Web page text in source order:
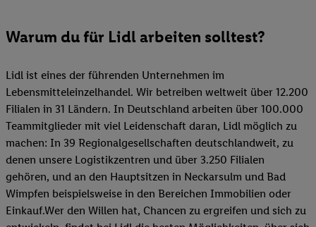
Warum du für Lidl arbeiten solltest?
Lidl ist eines der führenden Unternehmen im
Lebensmitteleinzelhandel. Wir betreiben weltweit über 12.200
Filialen in 31 Ländern. In Deutschland arbeiten über 100.000
Teammitglieder mit viel Leidenschaft daran, Lidl möglich zu
machen: In 39 Regionalgesellschaften deutschlandweit, zu
denen unsere Logistikzentren und über 3.250 Filialen
gehören, und an den Hauptsitzen in Neckarsulm und Bad
Wimpfen beispielsweise in den Bereichen Immobilien oder
Einkauf.Wer den Willen hat, Chancen zu ergreifen und sich zu